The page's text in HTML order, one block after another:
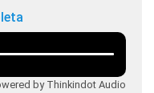
by Thinkindot Audio